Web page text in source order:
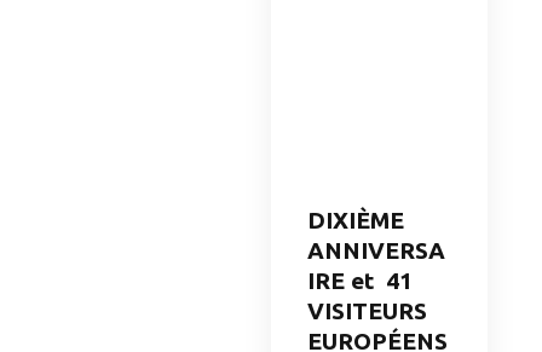
DIXIÈME
ANNIVERSA
IRE et 41
VISITEURS
EUROPÉENS